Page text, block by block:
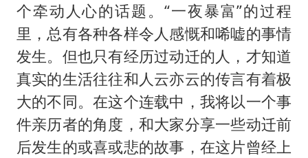
21楼高空抛物嫌疑人被拘留
实探山东最热的“中国蔬菜之乡”
女子开一天一夜空调后二氧化碳中毒
台风白海豚最新路径研判来了
船舶避风项目停工 多地全力防台风
命案逃犯躲进深山21年活得像野人
个牵动人心的话题。“一夜暴富”的过程
里，总有各种各样令人感慨和唏嘘的事情
发生。但也只有经历过动迁的人，才知道
真实的生活往往和人云亦云的传言有着极
大的不同。在这个连载中，我将以一个事
件亲历者的角度，和大家分享一些动迁前
后发生的或喜或悲的故事，在这片曾经上